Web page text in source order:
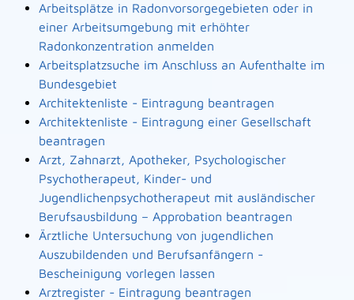
Arbeitsplätze in Radonvorsorgegebieten oder in
einer Arbeitsumgebung mit erhöhter
Radonkonzentration anmelden
Arbeitsplatzsuche im Anschluss an Aufenthalte im
Bundesgebiet
Architektenliste - Eintragung beantragen
Architektenliste - Eintragung einer Gesellschaft
beantragen
Arzt, Zahnarzt, Apotheker, Psychologischer
Psychotherapeut, Kinder- und
Jugendlichenpsychotherapeut mit ausländischer
Berufsausbildung – Approbation beantragen
Ärztliche Untersuchung von jugendlichen
Auszubildenden und Berufsanfängern -
Bescheinigung vorlegen lassen
Arztregister - Eintragung beantragen